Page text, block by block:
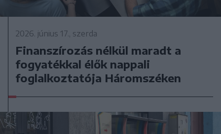
2026. június 17., szerda
Finanszírozás nélkül maradt a
fogyatékkal élők nappali
foglalkoztatója Háromszéken